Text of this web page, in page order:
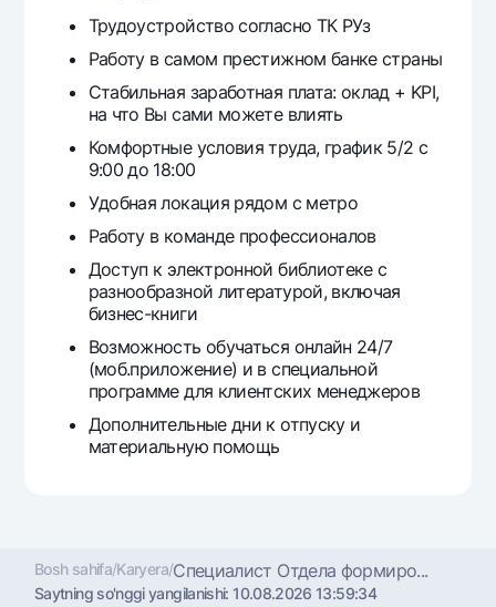
Трудоустройство согласно ТК РУз
Работу в самом престижном банке страны
Стабильная заработная плата: оклад + KPI,
на что Вы сами можете влиять
Комфортные условия труда, график 5/2 с
9:00 до 18:00
Удобная локация рядом с метро
Работу в команде профессионалов
Доступ к электронной библиотеке с
разнообразной литературой, включая
бизнес-книги
Возможность обучаться онлайн 24/7
(моб.приложение) и в специальной
программе для клиентских менеджеров
Дополнительные дни к отпуску и
материальную помощь
Bosh sahifa/Karyera/Специалист Отдела формиро...
Saytning so'nggi yangilanishi: 10.08.2026 13:59:34